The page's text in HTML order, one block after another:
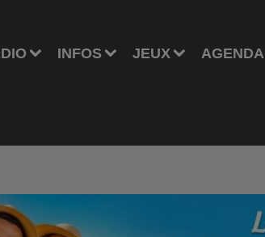
INFOS JEUX AGENDA